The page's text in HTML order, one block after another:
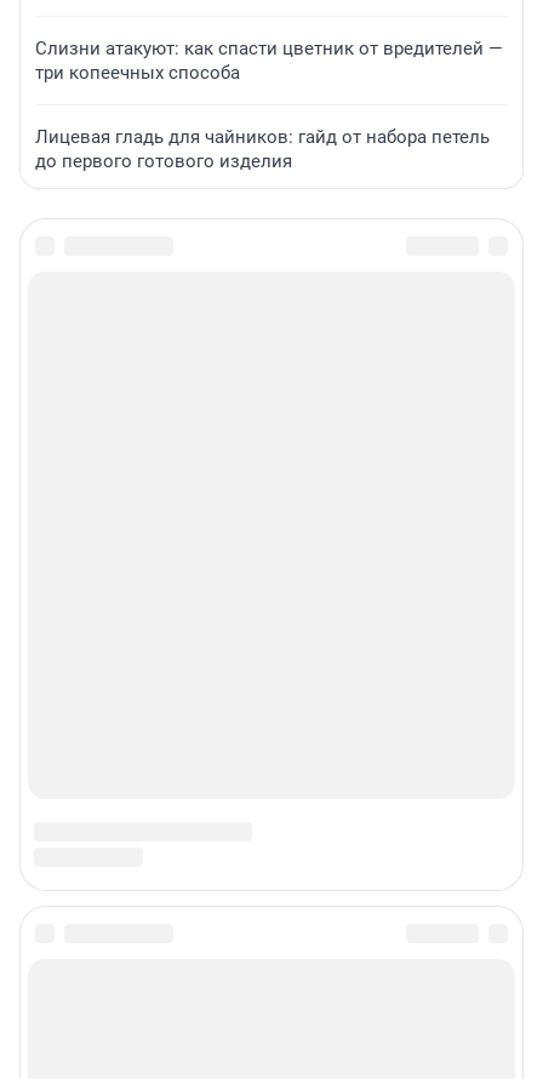
Слизни атакуют: как спасти цветник от вредителей —
три копеечных способа
Лицевая гладь для чайников: гайд от набора петель
до первого готового изделия